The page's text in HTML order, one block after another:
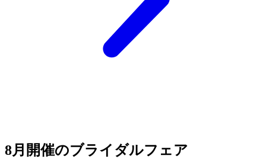
8月開催のブライダルフェア